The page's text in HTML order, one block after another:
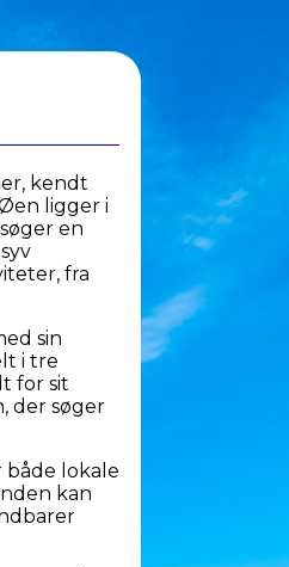
kendt
ligger i
en
fra
sin
i tre
for sit
der søger
både lokale
kan